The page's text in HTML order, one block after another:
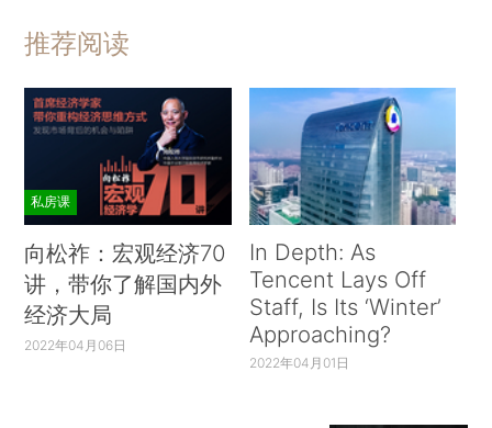
推荐阅读
私房课
向松祚：宏观经济70
讲，带你了解国内外
经济大局
2022年04月06日
In Depth: As
Tencent Lays Off
Staff, Is Its ‘Winter’
Approaching?
2022年04月01日